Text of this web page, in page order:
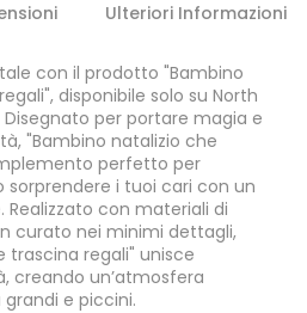
Ulteriori Informazioni
con il prodotto "Bambino
disponibile solo su North
Disegnato per portare magia e
"Bambino natalizio che
perfetto per
sorprendere i tuoi cari con un
con materiali di
curato nei minimi dettagli,
trascina regali" unisce
creando un’atmosfera
e piccini.